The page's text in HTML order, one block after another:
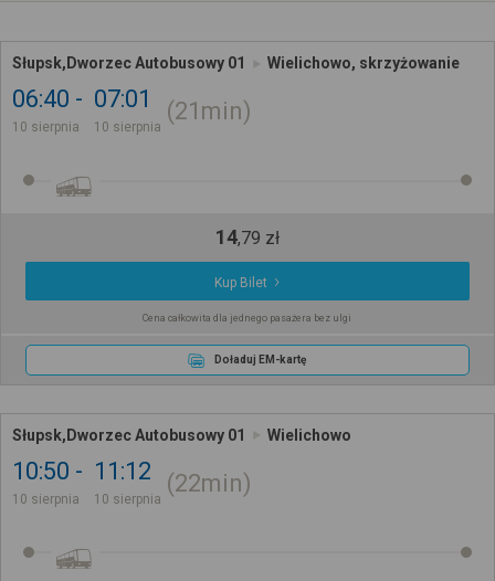
Słupsk,Dworzec Autobusowy 01 Wielichowo, skrzyżowanie
06:40
10 sierpnia
07:01
10 sierpnia
21min
14,79 zł
Kup Bilet
Cena całkowita dla jednego pasażera bez ulgi
Doładuj EM-kartę
Słupsk,Dworzec Autobusowy 01 Wielichowo
10:50
10 sierpnia
11:12
10 sierpnia
22min